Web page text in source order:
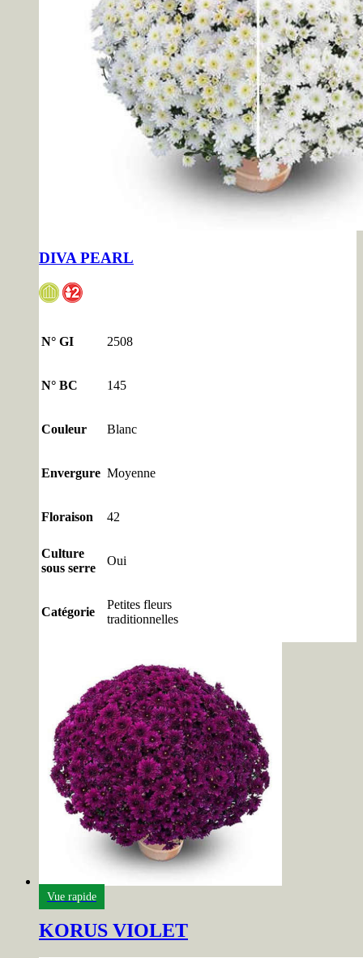
DIVA PEARL
N° GI 2508
N° BC 145
Couleur Blanc
Envergure Moyenne
Floraison 42
Culture
sous serre
Oui
Catégorie
Petites fleurs
traditionnelles
Vue rapide
KORUS VIOLET